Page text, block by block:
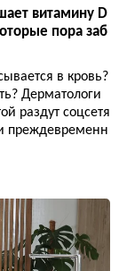
витамину D
пора заб
в кровь?
Дерматологи
раздут соцсетя
преждевременн